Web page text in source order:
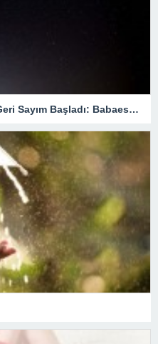
Perseid Meteor Yağmuru İçin Geri Sayım Başladı: Babaeski’de En İyi Nereden İzlenir?